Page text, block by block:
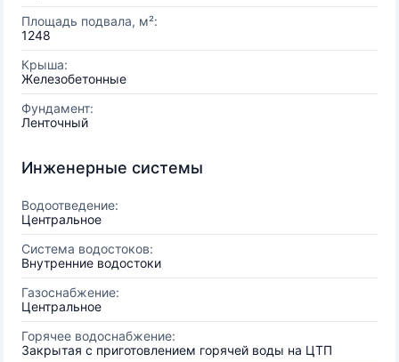
Площадь подвала, м²:
1248
Крыша:
Железобетонные
Фундамент:
Ленточный
Инженерные системы
Водоотведение:
Центральное
Система водостоков:
Внутренние водостоки
Газоснабжение:
Центральное
Горячее водоснабжение:
Закрытая с приготовлением горячей воды на ЦТП